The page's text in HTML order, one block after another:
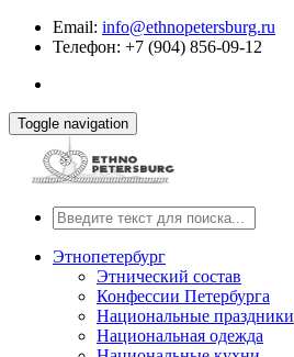
Email: info@ethnopetersburg.ru
Телефон: +7 (904) 856-09-12
Toggle navigation
Этнопетербург
Этнический состав
Конфессии Петербурга
Национальные праздники
Национальная одежда